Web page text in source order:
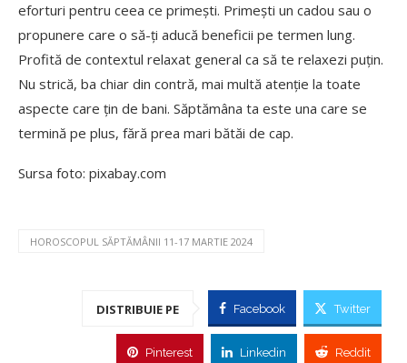
eforturi pentru ceea ce primești. Primești un cadou sau o
propunere care o să-ți aducă beneficii pe termen lung.
Profită de contextul relaxat general ca să te relaxezi puțin.
Nu strică, ba chiar din contră, mai multă atenție la toate
aspecte care țin de bani. Săptămâna ta este una care se
termină pe plus, fără prea mari bătăi de cap.
Sursa foto: pixabay.com
HOROSCOPUL SĂPTĂMÂNII 11-17 MARTIE 2024
DISTRIBUIE PE Facebook Twitter
Pinterest Linkedin Reddit